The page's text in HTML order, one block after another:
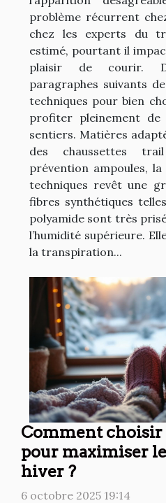
problème récurrent
chez les experts du
estimé, pourtant il
plaisir de courir.
paragraphes suivants
techniques pour bien
profiter pleinement de
sentiers. Matières
des chaussettes
prévention ampoules,
techniques revêt une
fibres synthétiques
polyamide sont très
l’humidité supérieure.
la transpiration...
Comment choisir
pour maximiser
hiver ?
6 octobre 2025 19:14